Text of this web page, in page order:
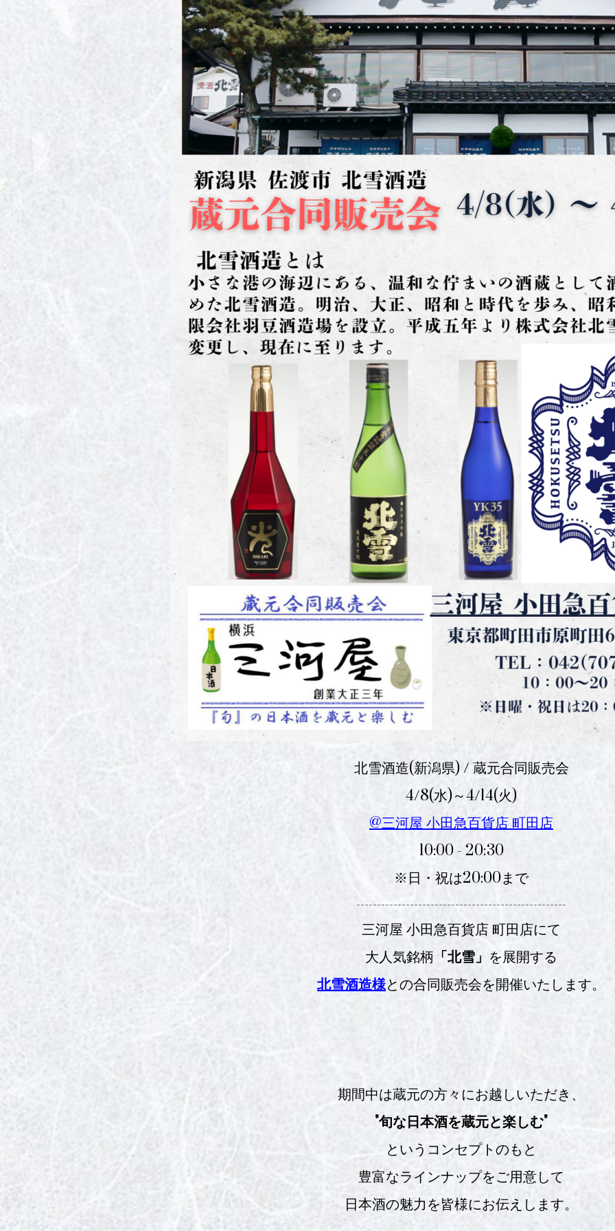
北雪酒造(新潟県) / 蔵元合同販売会
4/8(水)～4/14(火)
@三河屋 小田急百貨店 町田店
10:00 - 20:30
※日・祝は20:00まで
---------------------------------------------------
三河屋 小田急百貨店 町田店にて
大人気銘柄 「北雪」 を展開する
北雪酒造様との合同販売会を開催いたします。
期間中は蔵元の方々にお越しいただき、
"旬な日本酒を蔵元と楽しむ"
というコンセプトのもと
豊富なラインナップをご用意して
日本酒の魅力を皆様にお伝えします。